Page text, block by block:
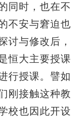
同时，也在不
不安与窘迫也
讨与修改后，
恒大主要授课
行授课。譬如
刚接触这种教
校也因此开设